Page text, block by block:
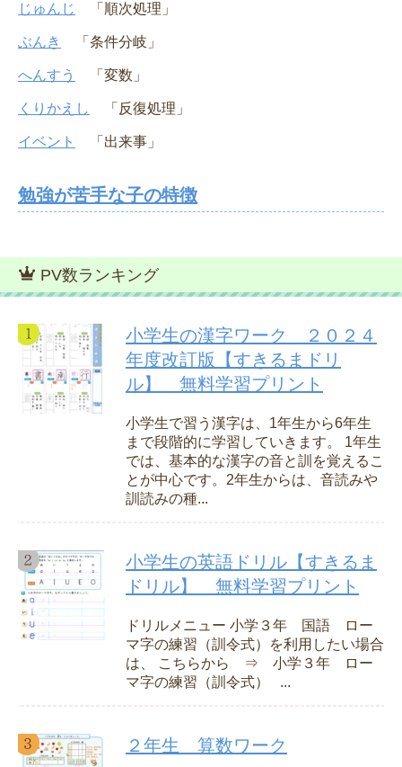
じゅんじ 「順次処理」
ぶんき 「条件分岐」
へんすう 「変数」
くりかえし 「反復処理」
イベント 「出来事」
勉強が苦手な子の特徴
PV数ランキング
小学生の漢字ワーク ２０２４
年度改訂版【すきるまドリ
ル】 無料学習プリント
小学生で習う漢字は、1年生から6年生
まで段階的に学習していきます。 1年生
では、基本的な漢字の音と訓を覚えるこ
とが中心です。2年生からは、音読みや
訓読みの種...
小学生の英語ドリル【すきるま
ドリル】 無料学習プリント
ドリルメニュー 小学３年 国語 ロー
マ字の練習（訓令式）を利用したい場合
は、 こちらから ⇒ 小学３年 ロー
マ字の練習（訓令式） ...
２年生 算数ワーク